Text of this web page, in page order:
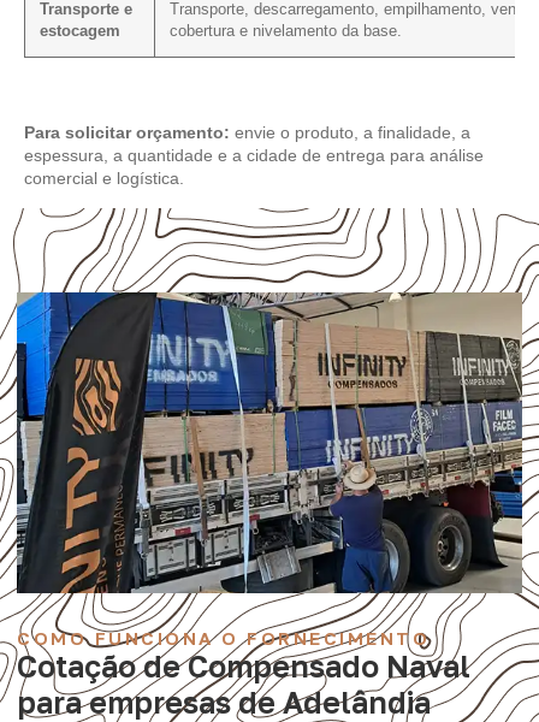
Transporte e
estocagem
Transporte, descarregamento, empilhamento,
cobertura e nivelamento da base.
Para solicitar orçamento: envie o produto, a finalidade, a
espessura, a quantidade e a cidade de entrega para análise
comercial e logística.
COMO FUNCIONA O FORNECIMENTO
Cotação de Compensado Naval
para empresas de Adelândia